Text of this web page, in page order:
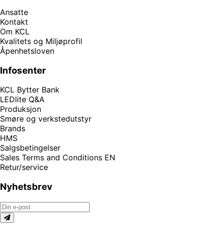
Ansatte
Kontakt
Om KCL
Kvalitets og Miljøprofil
Åpenhetsloven
Infosenter
KCL Bytter Bank
LEDlite Q&A
Produksjon
Smøre og verkstedutstyr
Brands
HMS
Salgsbetingelser
Sales Terms and Conditions EN
Retur/service
Nyhetsbrev